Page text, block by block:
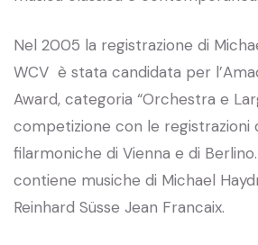
Nel 2005 la registrazione di
WCV è stata candidata per
Award, categoria “Orchestra e
competizione con le registrazioni
filarmoniche di Vienna e di
contiene musiche di Michael
Reinhard Süsse Jean Francaix.